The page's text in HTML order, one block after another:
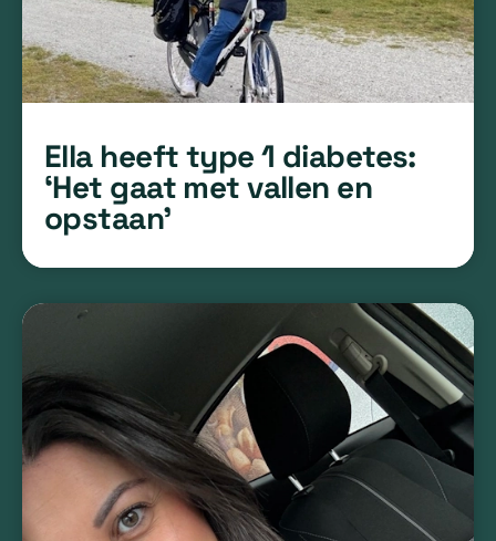
Ella heeft type 1 diabetes:
‘Het gaat met vallen en
opstaan’